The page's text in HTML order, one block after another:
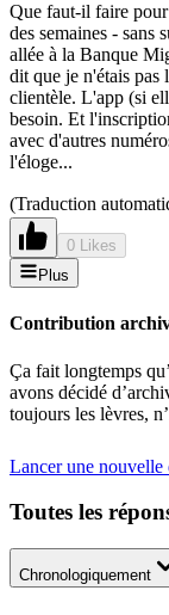
Que faut-il faire pour
des semaines - sans
allée à la Banque
dit que je n'étais pas
clientèle. L'app (si
besoin. Et
avec d'autres
l'éloge...
(Traduction
0 Likes
Plus
Contribution
Ça fait longtemps
avons décidé
toujours les lèvres,
Lancer une nouvelle
Toutes les
Chronologiquement